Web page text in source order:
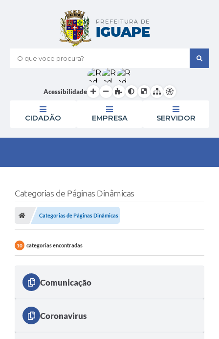
O que voce procura?
Acessibilidade
CIDADÃO EMPRESA SERVIDOR
Categorias de Páginas Dinâmicas
Categorias de Páginas Dinâmicas
10 categorias encontradas
Comunicação
Coronavirus